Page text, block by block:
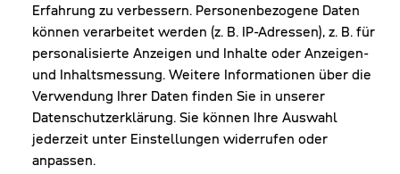
Erfahrung zu verbessern. Personenbezogene Daten
können verarbeitet werden (z. B. IP-Adressen), z. B. für
personalisierte Anzeigen und Inhalte oder Anzeigen-
und Inhaltsmessung. Weitere Informationen über die
Verwendung Ihrer Daten finden Sie in unserer
Datenschutzerklärung. Sie können Ihre Auswahl
jederzeit unter Einstellungen widerrufen oder
anpassen.
NEWSLETTER
Erhalte Infos zu aktueller Arbeitskleidung für
deine Firma und unseren Service